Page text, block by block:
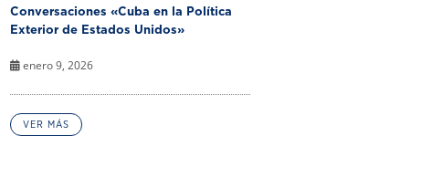
Conversaciones «Cuba en la Política
Exterior de Estados Unidos»
enero 9, 2026
VER MÁS